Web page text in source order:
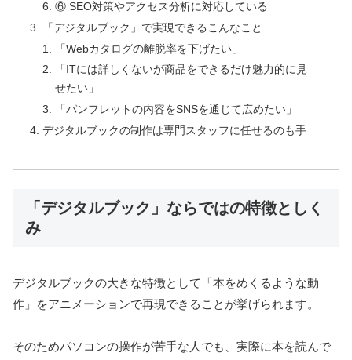
⑥ SEO対策やアクセス分析に対応している
「デジタルブック」で実現できるこんなこと
「Webカタログの離脱率を下げたい」
「ITには詳しくないが商品をできるだけ魅力的に見
せたい」
「パンフレットの内容をSNSを通じて広めたい」
デジタルブックの制作は専門スタッフに任せるのも手
「デジタルブック」ならではの特徴としく
み
デジタルブックの大きな特徴として「本をめくるような動
作」をアニメーションで再現できることが挙げられます。
そのためパソコンの操作が苦手な人でも、実際に本を読んで